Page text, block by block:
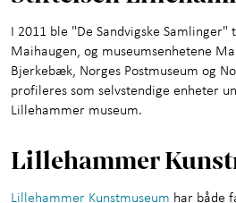
I 2011 ble "De Sandvigske
Maihaugen, og museumsenhetene
Bjerkebæk, Norges Postmuseum og
profileres som selvstendige enheter
Lillehammer museum.
Lillehammer
Lillehammer Kunstmuseum har både